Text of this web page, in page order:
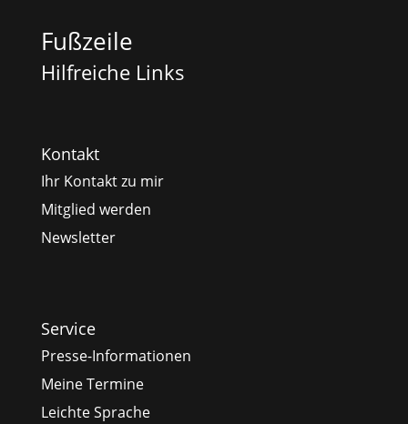
Fußzeile
Hilfreiche Links
Kontakt
Ihr Kontakt zu mir
Mitglied werden
Newsletter
Service
Presse-Informationen
Meine Termine
Leichte Sprache